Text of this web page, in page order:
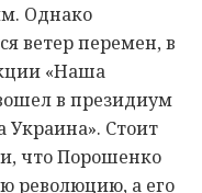
Однако
ветер перемен, в
«Наша
в президиум
Стоит
что Порошенко
революцию, а его